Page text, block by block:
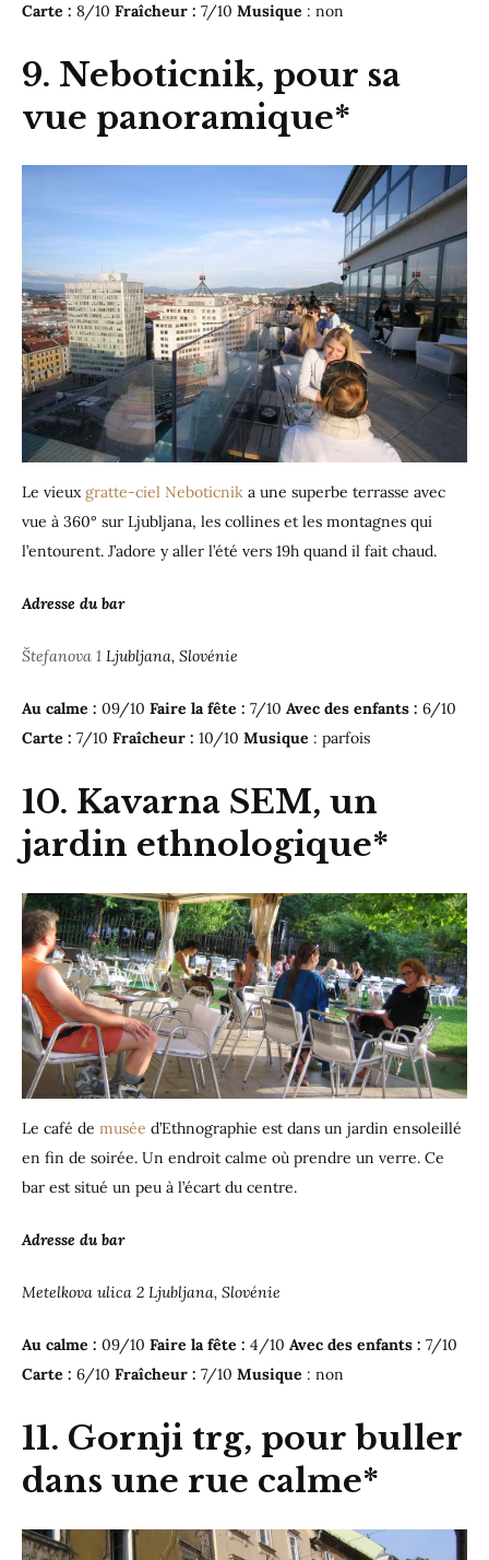
Carte : 8/10 Fraîcheur : 7/10 Musique : non
9. Neboticnik, pour sa
vue panoramique*
Le vieuxgratte-ciel Neboticnik a une superbe terrasse avec
vue à 360° sur Ljubljana, les collines et les montagnes qui
l’entourent. J’adore y aller l’été vers 19h quand il fait chaud.
Adresse du bar
Štefanova 1 Ljubljana, Slovénie
Au calme : 09/10 Faire la fête : 7/10 Avec des enfants : 6/10
Carte : 7/10 Fraîcheur : 10/10 Musique : parfois
10. Kavarna SEM, un
jardin ethnologique*
Le café de musée d’Ethnographie est dans un jardin ensoleillé
en fin de soirée. Un endroit calme où prendre un verre. Ce
bar est situé un peu à l’écart du centre.
Adresse du bar
Metelkova ulica 2 Ljubljana, Slovénie
Au calme : 09/10 Faire la fête : 4/10 Avec des enfants : 7/10
Carte : 6/10 Fraîcheur : 7/10 Musique : non
11. Gornji trg, pour buller
dans une rue calme*